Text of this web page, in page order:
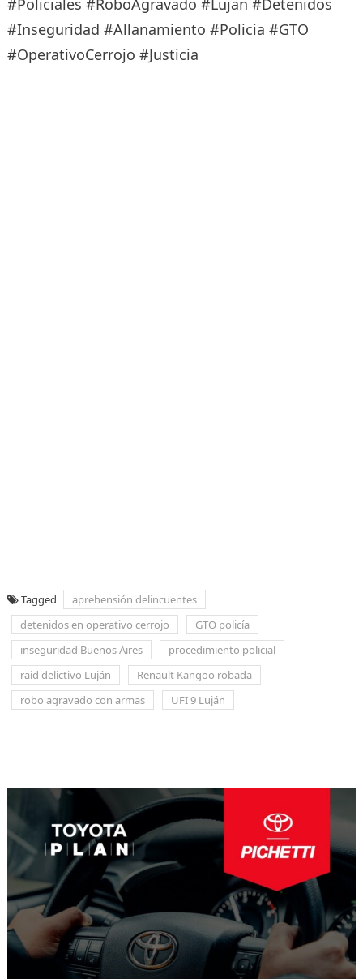
#Inseguridad #Allanamiento #Policia #GTO
#OperativoCerrojo #Justicia
Tagged
aprehensión delincuentes
detenidos en operativo cerrojo
GTO policía
inseguridad Buenos Aires
procedimiento policial
raid delictivo Luján
Renault Kangoo robada
robo agravado con armas
UFI 9 Luján
entradas